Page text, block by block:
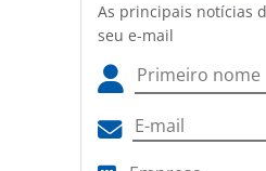
As principais notícias
seu e-mail